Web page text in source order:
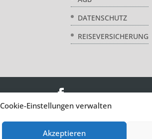
Cookie-Einstellungen verwalten
Akzeptieren
DATENSCHUTZ
REISEVERSICHERUNG